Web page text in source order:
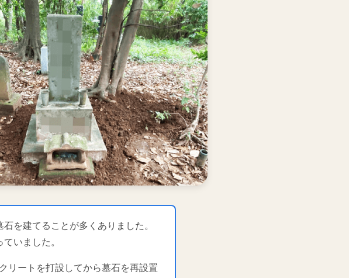
を建てることが多くありました。
いました。
リートを打設してから墓石を再設置